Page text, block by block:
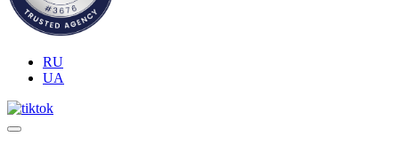
RU
UA